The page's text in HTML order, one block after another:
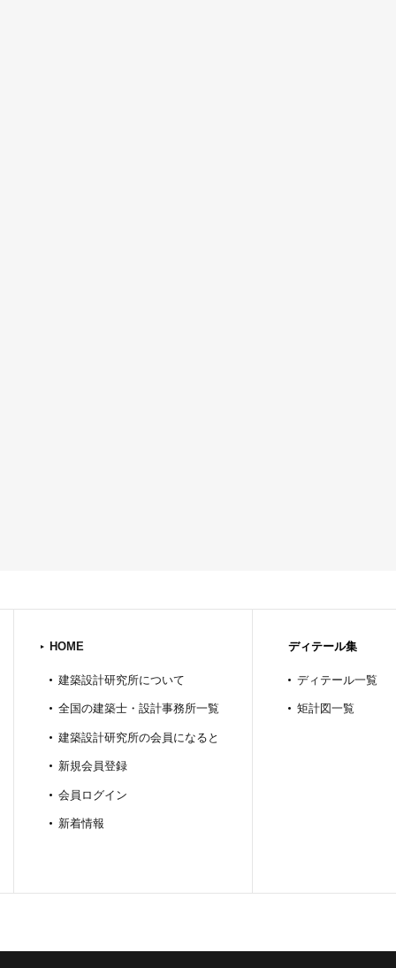
HOME
建築設計研究所について
全国の建築士・設計事務所一覧
建築設計研究所の会員になると
新規会員登録
会員ログイン
新着情報
ディテール集
ディテール一覧
矩計図一覧